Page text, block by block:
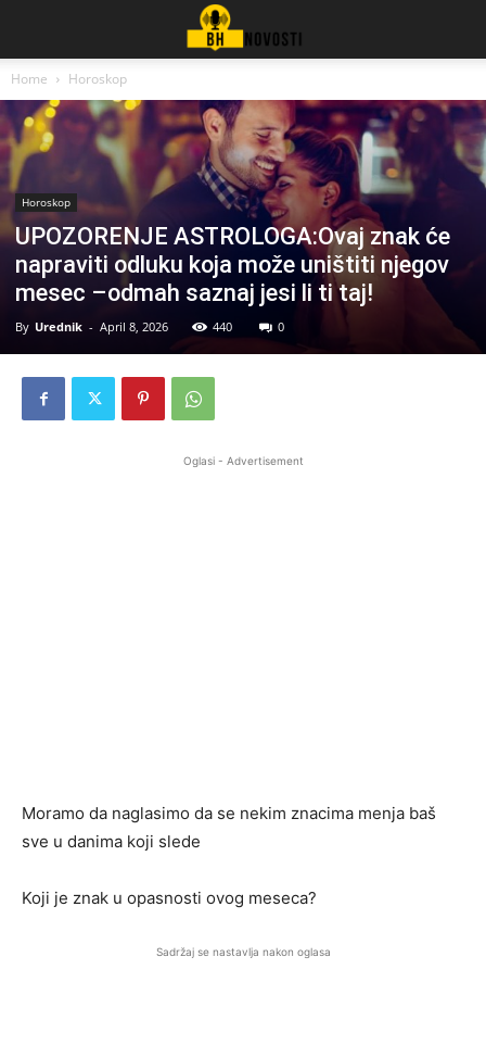
Home Horoskop
Horoskop
UPOZORENJE ASTROLOGA:Ovaj znak će
napraviti odluku koja može uništiti njegov
mesec –odmah saznaj jesi li ti taj!
By Urednik - April 8, 2026 440 0
Oglasi - Advertisement
Moramo da naglasimo da se nekim znacima menja baš
sve u danima koji slede
Koji je znak u opasnosti ovog meseca?
Sadržaj se nastavlja nakon oglasa